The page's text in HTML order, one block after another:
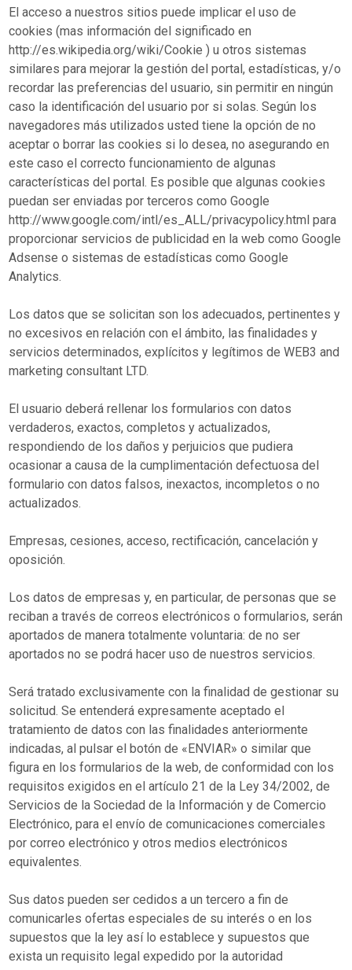
El acceso a nuestros sitios puede implicar el uso de
cookies (mas información del significado en
http://es.wikipedia.org/wiki/Cookie ) u otros sistemas
similares para mejorar la gestión del portal, estadísticas, y/o
recordar las preferencias del usuario, sin permitir en ningún
caso la identificación del usuario por si solas. Según los
navegadores más utilizados usted tiene la opción de no
aceptar o borrar las cookies si lo desea, no asegurando en
este caso el correcto funcionamiento de algunas
características del portal. Es posible que algunas cookies
puedan ser enviadas por terceros como Google
http://www.google.com/intl/es_ALL/privacypolicy.html para
proporcionar servicios de publicidad en la web como Google
Adsense o sistemas de estadísticas como Google
Analytics.
Los datos que se solicitan son los adecuados, pertinentes y
no excesivos en relación con el ámbito, las finalidades y
servicios determinados, explícitos y legítimos de WEB3 and
marketing consultant LTD.
El usuario deberá rellenar los formularios con datos
verdaderos, exactos, completos y actualizados,
respondiendo de los daños y perjuicios que pudiera
ocasionar a causa de la cumplimentación defectuosa del
formulario con datos falsos, inexactos, incompletos o no
actualizados.
Empresas, cesiones, acceso, rectificación, cancelación y
oposición.
Los datos de empresas y, en particular, de personas que se
reciban a través de correos electrónicos o formularios, serán
aportados de manera totalmente voluntaria: de no ser
aportados no se podrá hacer uso de nuestros servicios.
Será tratado exclusivamente con la finalidad de gestionar su
solicitud. Se entenderá expresamente aceptado el
tratamiento de datos con las finalidades anteriormente
indicadas, al pulsar el botón de «ENVIAR» o similar que
figura en los formularios de la web, de conformidad con los
requisitos exigidos en el artículo 21 de la Ley 34/2002, de
Servicios de la Sociedad de la Información y de Comercio
Electrónico, para el envío de comunicaciones comerciales
por correo electrónico y otros medios electrónicos
equivalentes.
Sus datos pueden ser cedidos a un tercero a fin de
comunicarles ofertas especiales de su interés o en los
supuestos que la ley así lo establece y supuestos que
exista un requisito legal expedido por la autoridad